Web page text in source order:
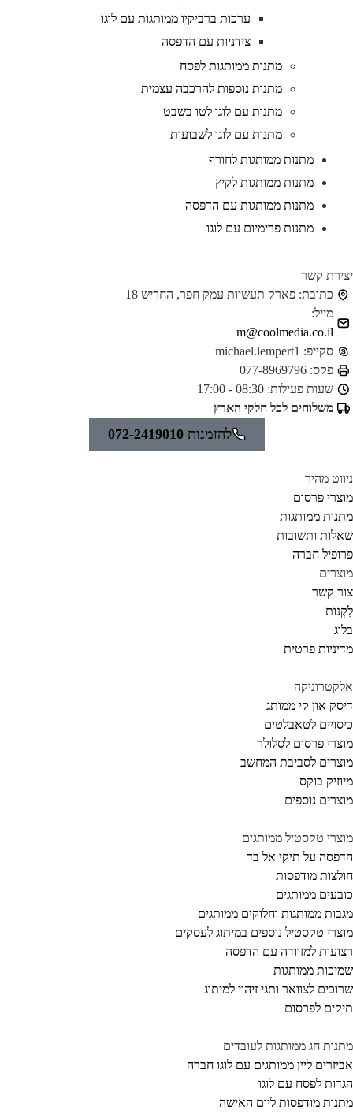
ערכות ברביקיו ממותגות עם לוגו
צידניות עם הדפסה
מתנות ממותגות לפסח
מתנות נוספות להרכבה עצמית
מתנות עם לוגו לטו בשבט
מתנות עם לוגו לשבועות
מתנות ממותגות לחורף
מתנות ממותגות לקיץ
מתנות ממותגות עם הדפסה
מתנות פרימיום עם לוגו
קשר
כתובת:פארק תעשיות עמק חפר, החריש 18
מייל:
m@coolmedia.co.il
סקייפ:michael.lempert1
פקס:077-8969796
שעות פעילות:08:30 - 17:00
משלוחים לכל חלקי הארץ
להזמנות072-2419010
מהיר
פרסום
ממותגות
ותשובות
חברה
קשר
פרטית
און קי ממותג
לטאבלטים
פרסום לסלולר
לסביבת המחשב
בוקס
נוספים
טקסטיל ממותגים
על תיקי אל בד
מודפסות
ממותגים
ממותגות וחלוקים ממותגים
טקסטיל נוספים במיתוג לעסקים
למזוודה עם הדפסה
ממותגות
לצוואר ותגי זיהוי למיתוג
לפרסום
חג ממותגות לעובדים
ליין ממותגים עם לוגו חברה
לפסח עם לוגו
מודפסות ליום האישה